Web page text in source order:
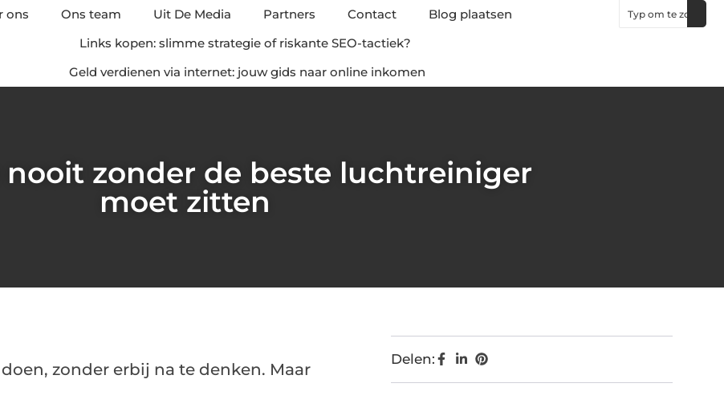
ons Ons team Uit De Media Partners Contact
Blog plaatsen
Links kopen: slimme strategie of riskante SEO-tactiek?
Geld verdienen via internet: jouw gids naar online inkomen
nooit zonder de beste luchtreiniger
moet zitten
zonder erbij na te denken. Maar
Delen: